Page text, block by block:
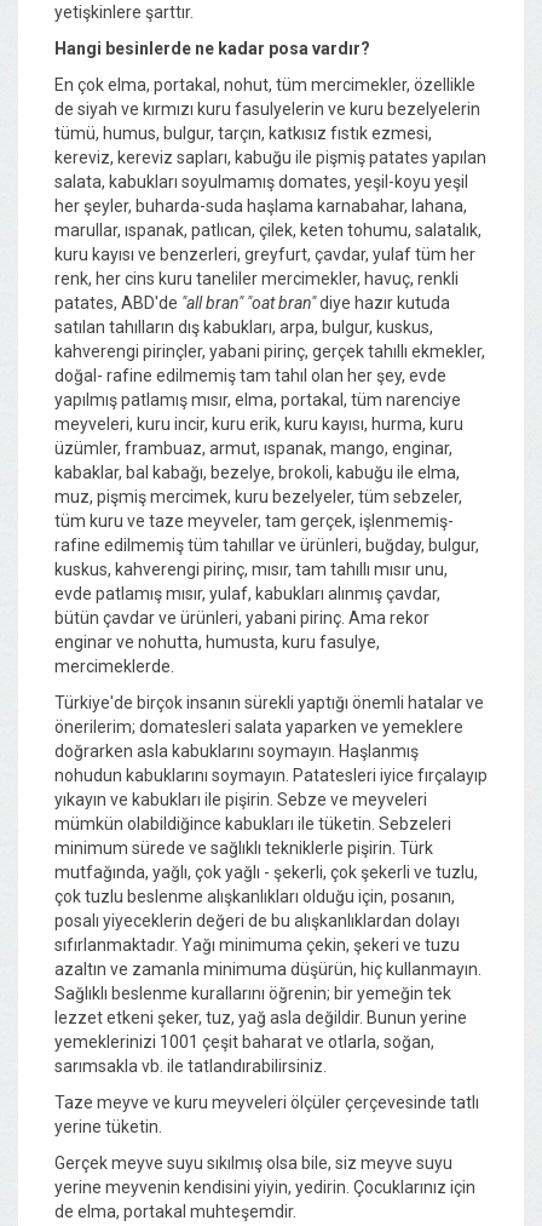
yetişkinlere şarttır.
Hangi besinlerde ne kadar posa vardır?
En çok elma, portakal, nohut, tüm mercimekler, özellikle
de siyah ve kırmızı kuru fasulyelerin ve kuru bezelyelerin
tümü, humus, bulgur, tarçın, katkısız fıstık ezmesi,
kereviz, kereviz sapları, kabuğu ile pişmiş patates yapılan
salata, kabukları soyulmamış domates, yeşil-koyu yeşil
her şeyler, buharda-suda haşlama karnabahar, lahana,
marullar, ıspanak, patlıcan, çilek, keten tohumu, salatalık,
kuru kayısı ve benzerleri, greyfurt, çavdar, yulaf tüm her
renk, her cins kuru taneliler mercimekler, havuç, renkli
patates, ABD'de "all bran" "oat bran"diye hazır kutuda
satılan tahılların dış kabukları, arpa, bulgur, kuskus,
kahverengi pirinçler, yabani pirinç, gerçek tahıllı ekmekler,
doğal- rafine edilmemiş tam tahıl olan her şey, evde
yapılmış patlamış mısır, elma, portakal, tüm narenciye
meyveleri, kuru incir, kuru erik, kuru kayısı, hurma, kuru
üzümler, frambuaz, armut, ıspanak, mango, enginar,
kabaklar, bal kabağı, bezelye, brokoli, kabuğu ile elma,
muz, pişmiş mercimek, kuru bezelyeler, tüm sebzeler,
tüm kuru ve taze meyveler, tam gerçek, işlenmemiş-
rafine edilmemiş tüm tahıllar ve ürünleri, buğday, bulgur,
kuskus, kahverengi pirinç, mısır, tam tahıllı mısır unu,
evde patlamış mısır, yulaf, kabukları alınmış çavdar,
bütün çavdar ve ürünleri, yabani pirinç. Ama rekor
enginar ve nohutta, humusta, kuru fasulye,
mercimeklerde.
Türkiye'de birçok insanın sürekli yaptığı önemli hatalar ve
önerilerim; domatesleri salata yaparken ve yemeklere
doğrarken asla kabuklarını soymayın. Haşlanmış
nohudun kabuklarını soymayın. Patatesleri iyice fırçalayıp
yıkayın ve kabukları ile pişirin. Sebze ve meyveleri
mümkün olabildiğince kabukları ile tüketin. Sebzeleri
minimum sürede ve sağlıklı tekniklerle pişirin. Türk
mutfağında, yağlı, çok yağlı - şekerli, çok şekerli ve tuzlu,
çok tuzlu beslenme alışkanlıkları olduğu için, posanın,
posalı yiyeceklerin değeri de bu alışkanlıklardan dolayı
sıfırlanmaktadır. Yağı minimuma çekin, şekeri ve tuzu
azaltın ve zamanla minimuma düşürün, hiç kullanmayın.
Sağlıklı beslenme kurallarını öğrenin; bir yemeğin tek
lezzet etkeni şeker, tuz, yağ asla değildir. Bunun yerine
yemeklerinizi 1001 çeşit baharat ve otlarla, soğan,
sarımsakla vb. ile tatlandırabilirsiniz.
Taze meyve ve kuru meyveleri ölçüler çerçevesinde tatlı
yerine tüketin.
Gerçek meyve suyu sıkılmış olsa bile, siz meyve suyu
yerine meyvenin kendisini yiyin, yedirin. Çocuklarınız için
de elma, portakal muhteşemdir.